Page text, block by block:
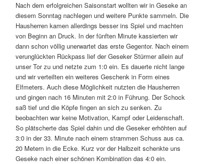
Nach dem erfolgreichen Saisonstart wollten wir in Geseke an
diesem Sonntag nachlegen und weitere Punkte sammeln. Die
Hausherren kamen allerdings besser ins Spiel und machten
von Beginn an Druck. In der fünften Minute kassierten wir
dann schon völlig unerwartet das erste Gegentor. Nach einem
verunglückten Rückpass lief der Geseker Stürmer allein auf
unser Tor zu und netzte zum 1:0 ein. Es dauerte nicht lange
und wir verteilten ein weiteres Geschenk in Form eines
Elfmeters. Auch diese Möglichkeit nutzten die Hausherren
und gingen nach 16 Minuten mit 2:0 in Führung. Der Schock
saß tief und die Köpfe fingen an sich zu senken. Zu
beobachten war keine Motivation, Kampf oder Leidenschaft.
So plätscherte das Spiel dahin und die Geseker erhöhten auf
3:0 in der 33. Minute nach einem strammen Schuss aus ca.
20 Metern in die Ecke. Kurz vor der Halbzeit schenkte uns
Geseke nach einer schönen Kombination das 4:0 ein.